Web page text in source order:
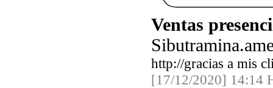
Ventas
http://gracias a mis
[17/12/2020] 14:14